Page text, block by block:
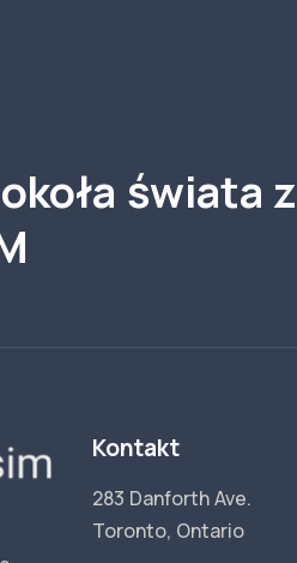
świata z
Kontakt
283 Danforth Ave.
Toronto, Ontario